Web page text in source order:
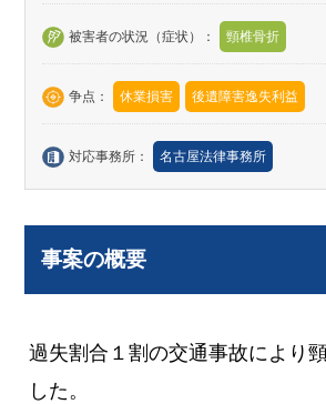
被害者の状況（症状）： 頸椎骨折
争点： 休業損害 後遺障害逸失利益
対応事務所： 名古屋法律事務所
事案の概要
過失割合１割の交通事故により
した。